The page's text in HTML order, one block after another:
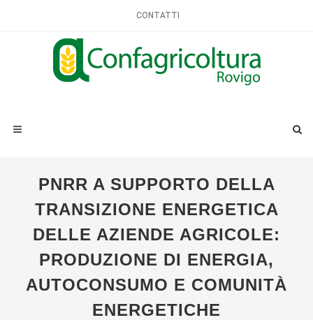
CONTATTI
PNRR A SUPPORTO DELLA
TRANSIZIONE ENERGETICA
DELLE AZIENDE AGRICOLE:
PRODUZIONE DI ENERGIA,
AUTOCONSUMO E COMUNITÀ
ENERGETICHE